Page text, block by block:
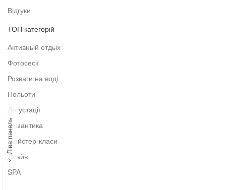
Відгуки
ТОП категорій
Активный отдых
Фотосесії
Розваги на воді
Польоти
Дегустації
Романтика
Майстер-класи
Драйв
SPA
Ліва панель